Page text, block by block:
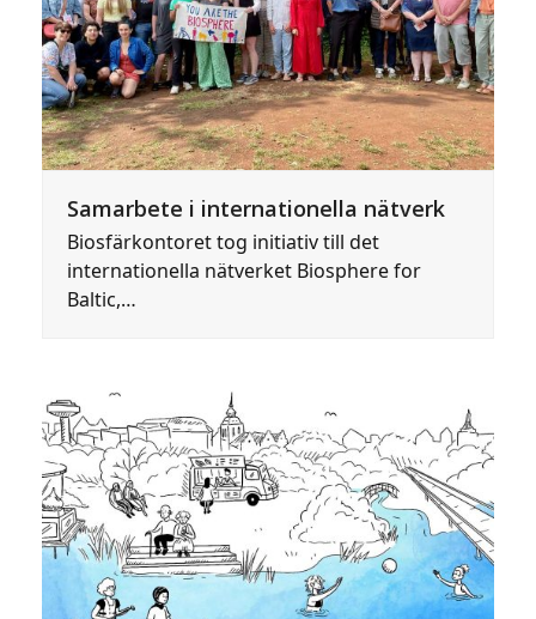
Samarbete i internationella nätverk
Biosfärkontoret tog initiativ till det
internationella nätverket Biosphere for
Baltic,…